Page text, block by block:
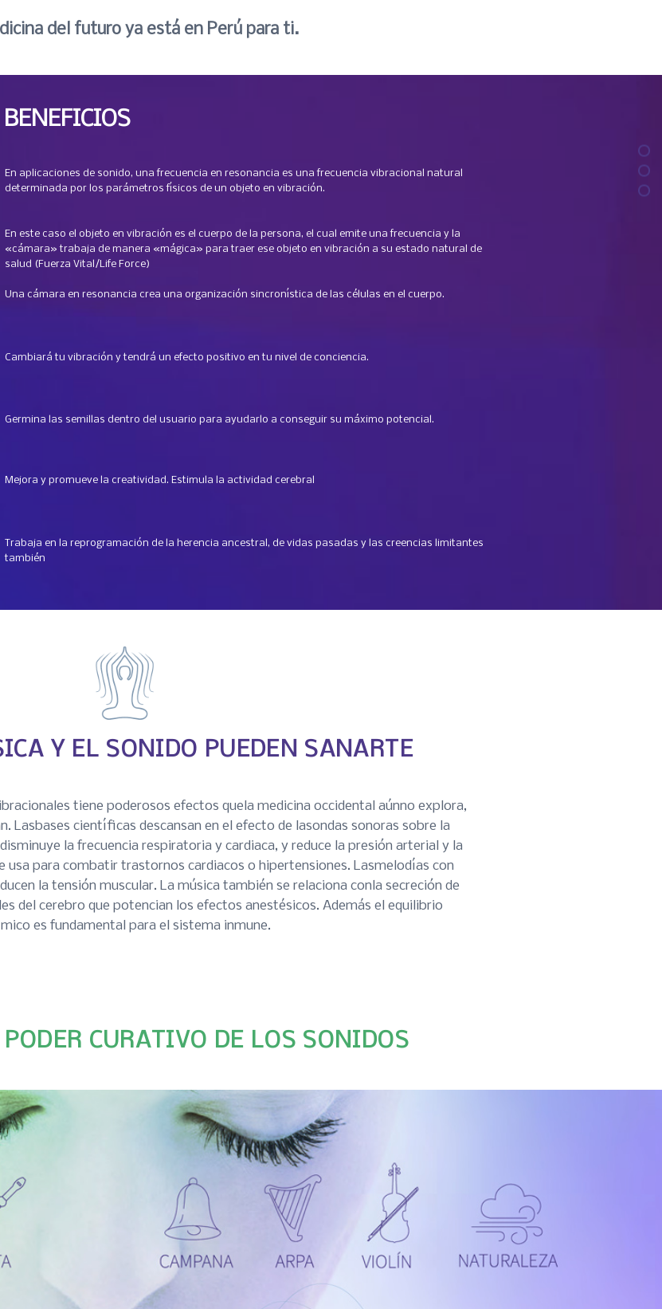
del futuro ya está en Perú para ti.
BENEFICIOS
En aplicaciones de sonido, una frecuencia en resonancia es una frecuencia vibracional natural
determinada por los parámetros físicos de un objeto en vibración.
En este caso el objeto en vibración es el cuerpo de la persona, el cual emite una frecuencia y la
«cámara» trabaja de manera «mágica» para traer ese objeto en vibración a su estado natural de
salud (Fuerza Vital/Life Force)
Una cámara en resonancia crea una organización sincronística de las células en el cuerpo.
Cambiará tu vibración y tendrá un efecto positivo en tu nivel de conciencia.
Germina las semillas dentro del usuario para ayudarlo a conseguir su máximo potencial.
Mejora y promueve la creatividad. Estimula la actividad cerebral
Trabaja en la reprogramación de la herencia ancestral, de vidas pasadas y las creencias limitantes
también
Y EL SONIDO PUEDEN SANARTE
tiene poderosos efectos quela medicina occidental aúnno explora,
Lasbases científicas descansan en el efecto de lasondas sonoras sobre la
la frecuencia respiratoria y cardiaca, y reduce la presión arterial y la
para combatir trastornos cardiacos o hipertensiones. Lasmelodías con
la tensión muscular. La música también se relaciona conla secreción de
del cerebro que potencian los efectos anestésicos. Además el equilibrio
es fundamental para el sistema inmune.
PODER CURATIVO DE LOS SONIDOS